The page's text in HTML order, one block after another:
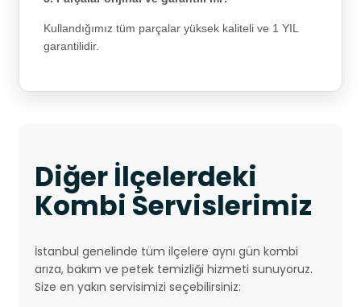
Kullandığımız tüm parçalar yüksek kaliteli ve 1 YIL
garantilidir.
Diğer İlçelerdeki
Kombi Servislerimiz
İstanbul genelinde tüm ilçelere aynı gün kombi
arıza, bakım ve petek temizliği hizmeti sunuyoruz.
Size en yakın servisimizi seçebilirsiniz: